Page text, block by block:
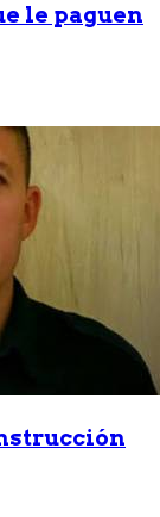
le paguen